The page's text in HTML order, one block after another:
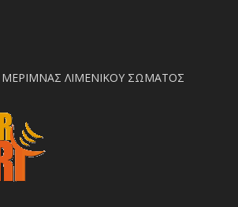
ΜΕΡΙΜΝΑΣ ΛΙΜΕΝΙΚΟΥ ΣΩΜΑΤΟΣ